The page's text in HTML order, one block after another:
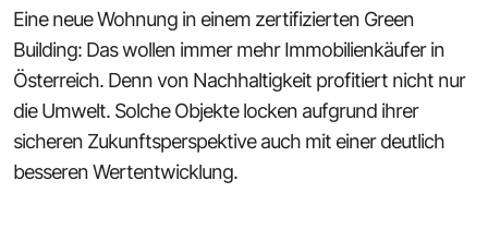
Eine neue Wohnung in einem zertifizierten Green
Building: Das wollen immer mehr Immobilienkäufer in
Österreich. Denn von Nachhaltigkeit profitiert nicht nur
die Umwelt. Solche Objekte locken aufgrund ihrer
sicheren Zukunftsperspektive auch mit einer deutlich
besseren Wertentwicklung.